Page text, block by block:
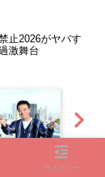
止2026がヤバす
激舞台
サイドバー